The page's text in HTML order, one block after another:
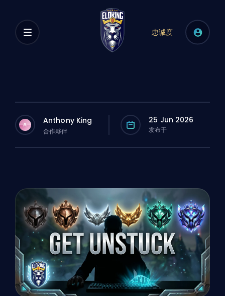
忠诚度
A Anthony King
合作夥伴
25 Jun 2026
发布于